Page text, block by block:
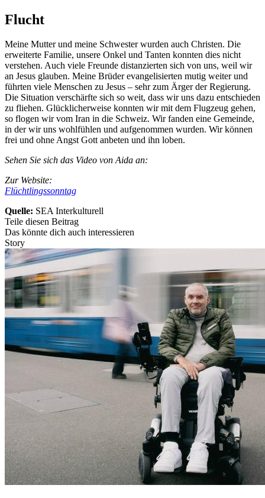
Flucht
Meine Mutter und meine Schwester wurden auch Christen. Die
erweiterte Familie, unsere Onkel und Tanten konnten dies nicht
verstehen. Auch viele Freunde distanzierten sich von uns, weil wir
an Jesus glauben. Meine Brüder evangelisierten mutig weiter und
führten viele Menschen zu Jesus – sehr zum Ärger der Regierung.
Die Situation verschärfte sich so weit, dass wir uns dazu entschieden
zu fliehen. Glücklicherweise konnten wir mit dem Flugzeug gehen,
so flogen wir vom Iran in die Schweiz. Wir fanden eine Gemeinde,
in der wir uns wohlfühlen und aufgenommen wurden. Wir können
frei und ohne Angst Gott anbeten und ihn loben.
Sehen Sie sich das Video von Aida an:
Zur Website:
Flüchtlingssonntag
Quelle: SEA Interkulturell
Teile diesen Beitrag
Das könnte dich auch interessieren
Story